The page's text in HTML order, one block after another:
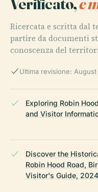
Ricercata e scritta dal
partire da documenti
conoscenza del
Ultima revisione:
Exploring Robin
and Visitor
Discover the
Robin Hood Road,
Visitor's Guide,